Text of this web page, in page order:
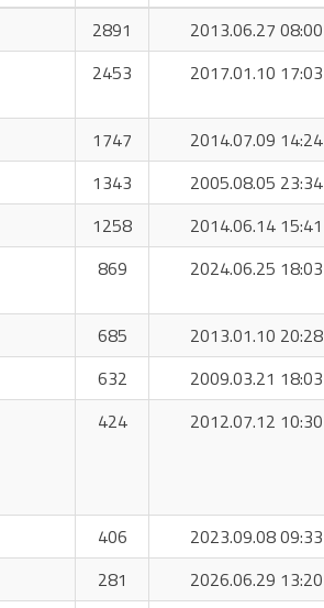
2891 2013.06.27 08:00
2453 2017.01.10 17:03
1747 2014.07.09 14:24
1343 2005.08.05 23:34
1258 2014.06.14 15:41
869 2024.06.25 18:03
685 2013.01.10 20:28
632 2009.03.21 18:03
424 2012.07.12 10:30
406 2023.09.08 09:33
281 2026.06.29 13:20